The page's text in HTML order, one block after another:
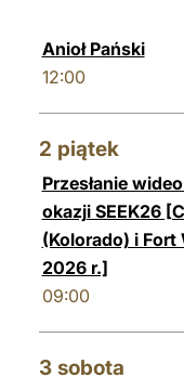
Anioł Pański
12:00
2 piątek
Przesłanie
okazji SEEK26
(Kolorado) i Fort
2026 r.]
09:00
3 sobota